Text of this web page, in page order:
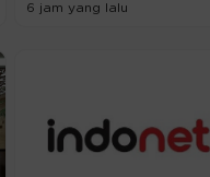
6 jam yang lalu